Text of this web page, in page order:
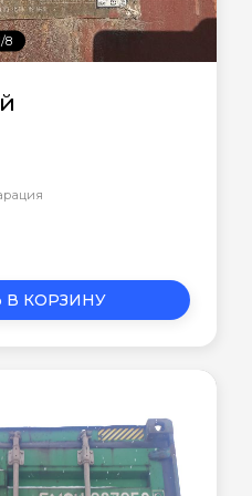
8
КОРЗИНУ